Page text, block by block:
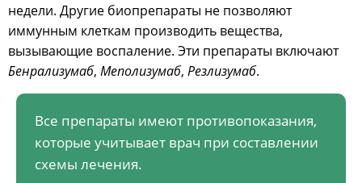
недели. Другие биопрепараты не позволяют
иммунным клеткам производить вещества,
вызывающие воспаление. Эти препараты включают
Бенрализумаб, Меполизумаб, Резлизумаб.
Все препараты имеют противопоказания,
которые учитывает врач при составлении
схемы лечения.